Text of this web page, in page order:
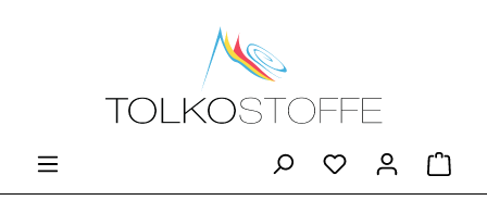
Zum Hauptinhalt springen
Du hast 0